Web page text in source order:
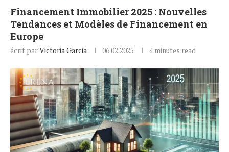
Financement Immobilier 2025 : Nouvelles
Tendances et Modèles de Financement en
Europe
écrit parVictoria Garcia 06.02.2025 4 minutes read